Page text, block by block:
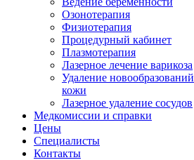
Озонотерапия
Физиотерапия
Процедурный кабинет
Плазмотерапия
Лазерное лечение варикоза
Удаление новообразований
кожи
Лазерное удаление сосудов
Медкомиссии и справки
Цены
Специалисты
Контакты